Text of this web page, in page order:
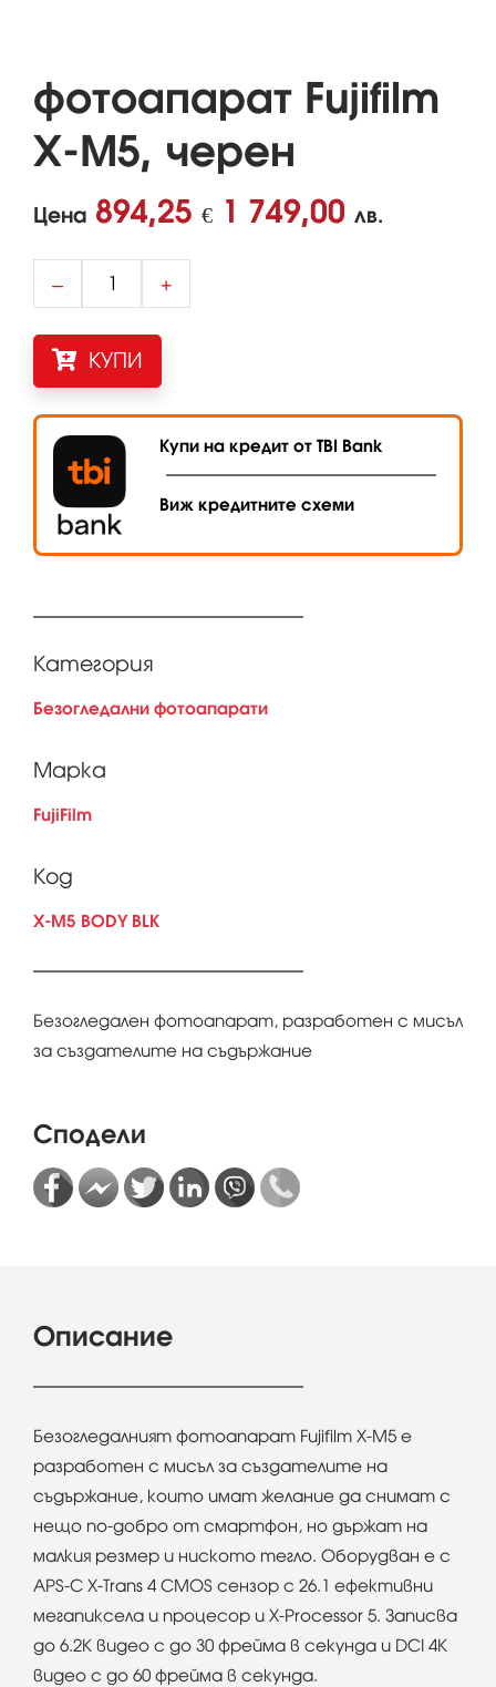
фотоапарат Fujifilm
X-M5, черен
Цена 894,25 € 1 749,00 лв.
– +
КУПИ
Купи на кредит от TBI Bank
Виж кредитните схеми
Категория
Безогледални фотоапарати
Марка
FujiFilm
Код
X-M5 BODY BLK
Безогледалeн фотоапарат, разработен с мисъл
за създателите на съдържание
Сподели
Описание
Безогледалният фотоапарат Fujifilm X-M5 е
разработен с мисъл за създателите на
съдържание, които имат желание да снимат с
нещо по-добро от смартфон, но държат на
малкия резмер и ниското тегло. Oборудван е с
APS-C X-Trans 4 CMOS сензор с 26.1 ефективни
мегапиксела и процесор и X-Processor 5. Записва
до 6.2K видео с до 30 фрейма в секунда и DCI 4K
видео с до 60 фрейма в секунда.